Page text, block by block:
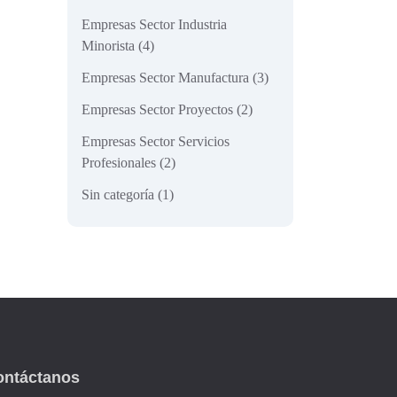
Empresas Sector Industria
Minorista (4)
Empresas Sector Manufactura (3)
Empresas Sector Proyectos (2)
Empresas Sector Servicios
Profesionales (2)
Sin categoría (1)